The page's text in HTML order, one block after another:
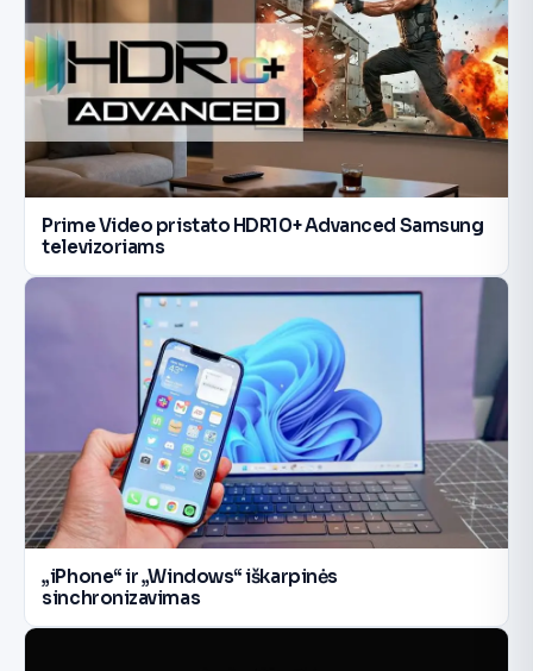
Prime Video pristato HDR10+ Advanced Samsung
televizoriams
„iPhone“ ir „Windows“ iškarpinės
sinchronizavimas